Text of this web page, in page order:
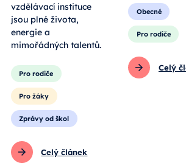
vzdělávací instituce
jsou plné života,
energie a
mimořádných talentů.
Pro rodiče
Pro žáky
Zprávy od škol
Celý článek
Obecné
Pro rodiče
Celý